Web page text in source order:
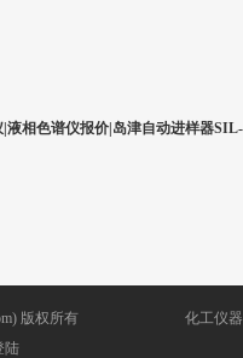
|液相色谱仪报价|岛津自动进样器
版权所有
陆
化工仪